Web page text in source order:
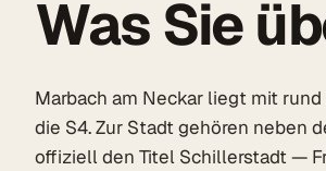
Was Sie
Marbach am Neckar liegt mit
die S4. Zur Stadt gehören neben
offiziell den Titel Schillerstadt —